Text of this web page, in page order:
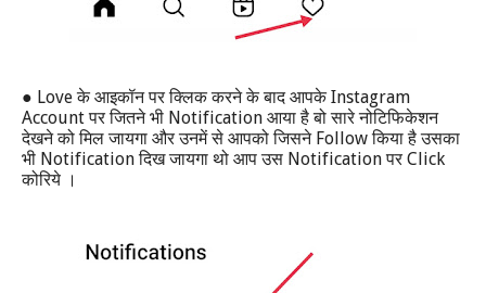
● Loveके आइकॉन पर क्लिक करने के बाद आपकेInstagram
Accountपर जितने भी Notification आया है बो सारे नोटिफिकेशन
देखने को मिल जायगा और उनमें से आपको जिसने Followकिया है उसका
भी Notificationदिख जायगा थो आप उस Notificationपर Click
कोरिये ।